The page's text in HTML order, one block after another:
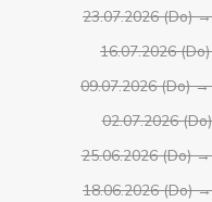
23.07.2026 (Do)
16.07.2026
09.07.2026 (Do)
02.07.2026
25.06.2026 (Do)
18.06.2026 (Do)